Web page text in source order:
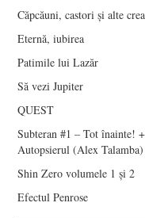
Căpcăuni, castori și alte
Eternă, iubirea
Patimile lui Lazăr
Să vezi Jupiter
QUEST
Subteran #1 – Tot înainte!
Autopsierul (Alex Talamba)
Shin Zero volumele 1 și 2
Efectul Penrose